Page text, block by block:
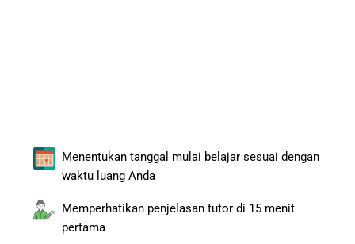
Menentukan tanggal mulai belajar sesuai dengan
waktu luang Anda
Memperhatikan penjelasan tutor di 15 menit
pertama